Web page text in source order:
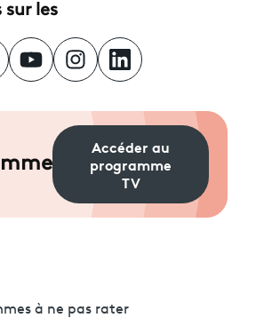
sur les
Accéder au
programme
TV
à ne pas rater